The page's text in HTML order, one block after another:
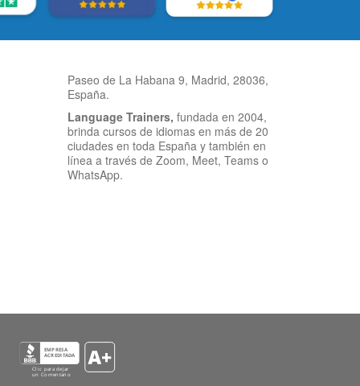
Paseo de La Habana 9, Madrid, 28036,
España.
Language Trainers, fundada en 2004,
brinda cursos de idiomas en más de 20
ciudades en toda España y también en
línea a través de Zoom, Meet, Teams o
WhatsApp.